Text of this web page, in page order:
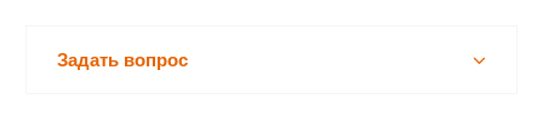
Задать вопрос